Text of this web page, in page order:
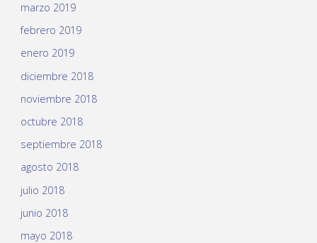
marzo 2019
febrero 2019
enero 2019
diciembre 2018
noviembre 2018
octubre 2018
septiembre 2018
agosto 2018
julio 2018
junio 2018
mayo 2018